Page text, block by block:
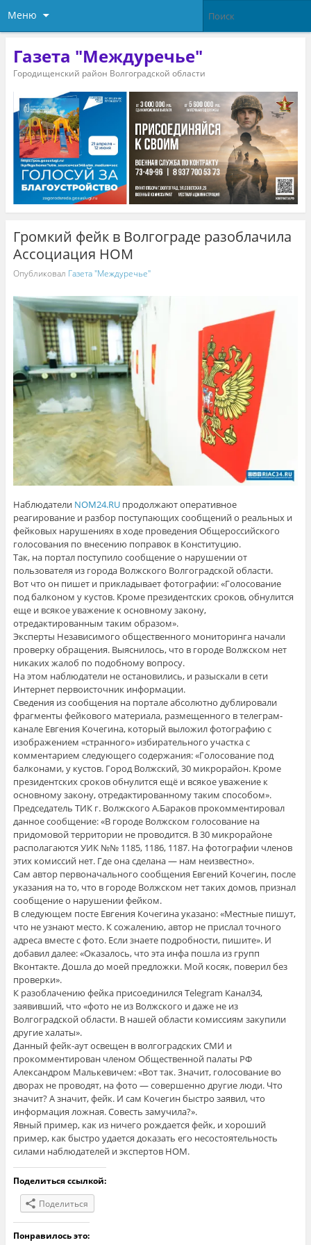
Меню
Газета "Междуречье"
Городищенский район Волгоградской области
Громкий фейк в Волгограде разоблачила
Ассоциация НОМ
Опубликовал Газета "Междуречье"
Наблюдатели NOM24.RUпродолжают оперативное
реагирование и разбор поступающих сообщений о реальных и
фейковых нарушениях в ходе проведения Общероссийского
голосования по внесению поправок в Конституцию.
Так, на портал поступило сообщение о нарушении от
пользователя из города Волжского Волгоградской области.
Вот что он пишет и прикладывает фотографии: «Голосование
под балконом у кустов. Кроме президентских сроков, обнулится
еще и всякое уважение к основному закону,
отредактированным таким образом».
Эксперты Независимого общественного мониторинга начали
проверку обращения. Выяснилось, что в городе Волжском нет
никаких жалоб по подобному вопросу.
На этом наблюдатели не остановились, и разыскали в сети
Интернет первоисточник информации.
Cведения из сообщения на портале абсолютно дублировали
фрагменты фейкового материала, размещенного в телеграм-
канале Евгения Кочегина, который выложил фотографию с
изображением «странного» избирательного участка с
комментарием следующего содержания: «Голосование под
балконами, у кустов. Город Волжский, 30 микрорайон. Кроме
президентских сроков обнулится ещё и всякое уважение к
основному закону, отредактированному таким способом».
Председатель ТИК г. Волжского А.Бараков прокомментировал
данное сообщение: «В городе Волжском голосование на
придомовой территории не проводится. В 30 микрорайоне
располагаются УИК №№ 1185, 1186, 1187. На фотографии членов
этих комиссий нет. Где она сделана — нам неизвестно».
Сам автор первоначального сообщения Евгений Кочегин, после
указания на то, что в городе Волжском нет таких домов, признал
сообщение о нарушении фейком.
В следующем посте Евгения Кочегина указано: «Местные пишут,
что не узнают место. К сожалению, автор не прислал точного
адреса вместе с фото. Если знаете подробности, пишите». И
добавил далее: «Оказалось, что эта инфа пошла из групп
Вконтакте. Дошла до моей предложки. Мой косяк, поверил без
проверки».
К разоблачению фейка присоединился Telegram Канал34,
заявивший, что «фото не из Волжского и даже не из
Волгоградской области. В нашей области комиссиям закупили
другие халаты».
Данный фейк-аут освещен в волгоградских СМИ и
прокомментирован членом Общественной палаты РФ
Александром Малькевичем: «Вот так. Значит, голосование во
дворах не проводят, на фото — совершенно другие люди. Что
значит? А значит, фейк. И сам Кочегин быстро заявил, что
информация ложная. Совесть замучила?».
Явный пример, как из ничего рождается фейк, и хороший
пример, как быстро удается доказать его несостоятельность
силами наблюдателей и экспертов НОМ.
Поделиться ссылкой:
Поделиться
Понравилось это: